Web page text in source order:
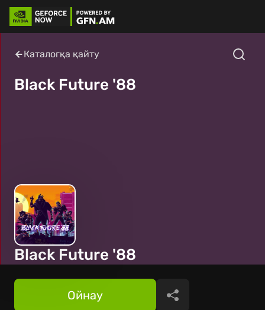
Каталогқа қайту
Black Future '88
Black Future '88
Ойнау Бөлісу